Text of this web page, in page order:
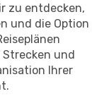
zu entdecken,
und die Option
Strecken und
Ihrer